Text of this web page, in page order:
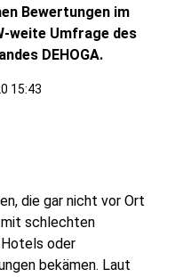
Bewertungen im
weite Umfrage des
DEHOGA.
15:43
die gar nicht vor Ort
mit schlechten
Hotels oder
bekämen. Laut